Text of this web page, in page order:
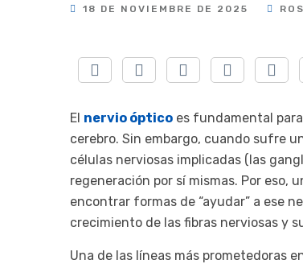
18 DE NOVIEMBRE DE 2025
El nervio óptico es fundamental
cerebro. Sin embargo, cuando sufre
células nerviosas implicadas (las
regeneración por sí mismas. Por eso,
encontrar formas de “ayudar” a ese
crecimiento de las fibras nerviosas y
Una de las líneas más prometedoras